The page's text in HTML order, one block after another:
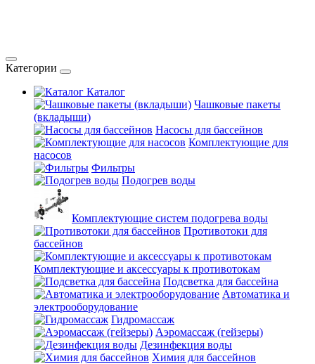
Категории
Каталог
Чашковые пакеты
(вкладыши)
Насосы для бассейнов
Комплектующие для
насосов
Фильтры
Подогрев воды
Комплектующие систем подогрева воды
Противотоки для
бассейнов
Комплектующие и аксессуары к противотокам
Подсветка для бассейна
Автоматика и
электрооборудование
Гидромассаж
Аэромассаж (гейзеры)
Дезинфекция воды
Химия для бассейнов